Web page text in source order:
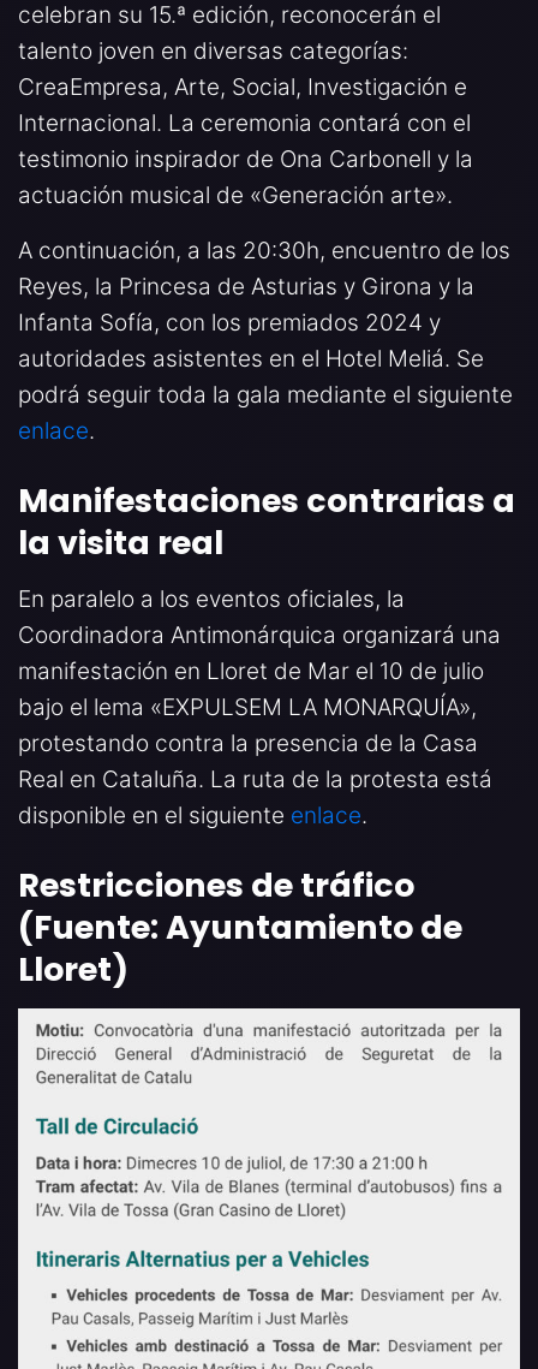
celebran su 15.ª edición, reconocerán el
talento joven en diversas categorías:
CreaEmpresa, Arte, Social, Investigación e
Internacional. La ceremonia contará con el
testimonio inspirador de Ona Carbonell y la
actuación musical de «Generación arte».
A continuación, a las 20:30h, encuentro de los
Reyes, la Princesa de Asturias y Girona y la
Infanta Sofía, con los premiados 2024 y
autoridades asistentes en el Hotel Meliá. Se
podrá seguir toda la gala mediante el siguiente
enlace.
Manifestaciones contrarias a
la visita real
En paralelo a los eventos oficiales, la
Coordinadora Antimonárquica organizará una
manifestación en Lloret de Mar el 10 de julio
bajo el lema «EXPULSEM LA MONARQUÍA»,
protestando contra la presencia de la Casa
Real en Cataluña. La ruta de la protesta está
disponible en el siguiente enlace.
Restricciones de tráfico
(Fuente: Ayuntamiento de
Lloret)